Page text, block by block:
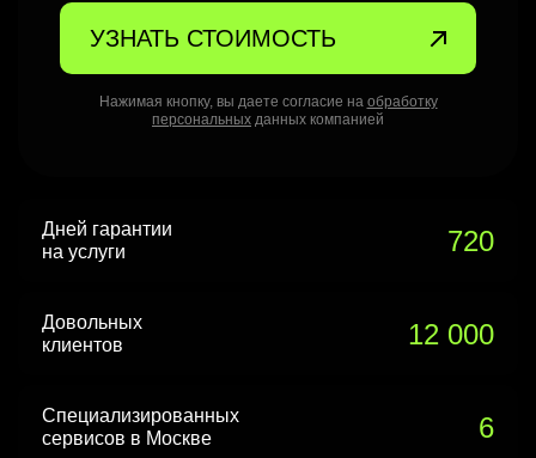
УЗНАТЬ СТОИМОСТЬ
Нажимая кнопку, вы даете согласие на обработку
персональных данных компанией
720
Дней гарантии
на услуги
12 000
Довольных
клиентов
6
Специализированных
сервисов в Москве